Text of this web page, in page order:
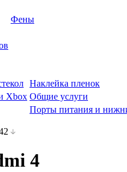
Фены
Наклейка пленок
Xbox Общие услуги
Порты питания и
4